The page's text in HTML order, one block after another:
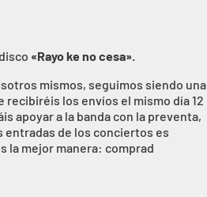
«Rayo ke no cesa».
mismos, seguimos siendo una
los envíos el mismo día 12
apoyar a la banda con la preventa,
entradas de los conciertos es
la mejor manera: comprad